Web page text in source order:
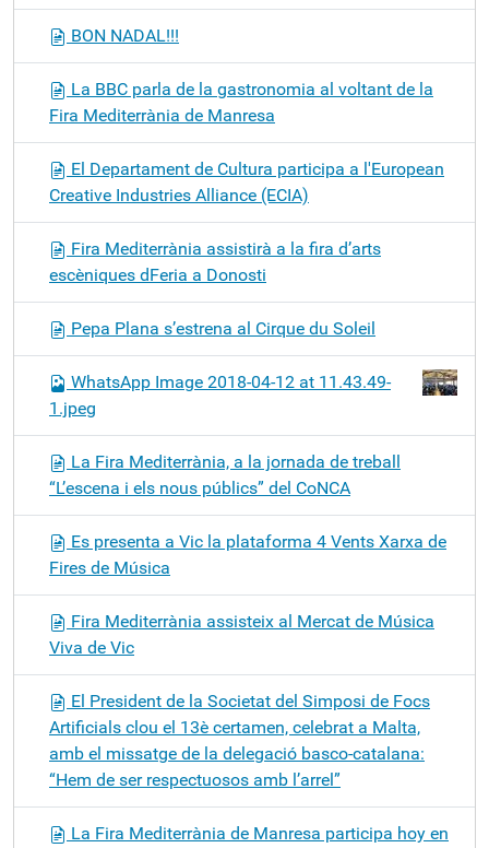
BON NADAL!!!
La BBC parla de la gastronomia al voltant de la
Fira Mediterrània de Manresa
El Departament de Cultura participa a l'European
Creative Industries Alliance (ECIA)
Fira Mediterrània assistirà a la fira d’arts
escèniques dFeria a Donosti
Pepa Plana s’estrena al Cirque du Soleil
WhatsApp Image 2018-04-12 at 11.43.49-
1.jpeg
La Fira Mediterrània, a la jornada de treball
“L’escena i els nous públics” del CoNCA
Es presenta a Vic la plataforma 4 Vents Xarxa de
Fires de Música
Fira Mediterrània assisteix al Mercat de Música
Viva de Vic
El President de la Societat del Simposi de Focs
Artificials clou el 13è certamen, celebrat a Malta,
amb el missatge de la delegació basco-catalana:
“Hem de ser respectuosos amb l’arrel”
La Fira Mediterrània de Manresa participa hoy en